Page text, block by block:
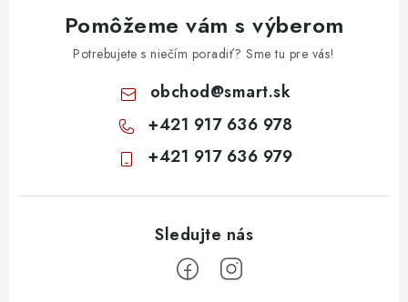
Pomôžeme vám s výberom
Potrebujete s niečím poradiť? Sme tu pre vás!
obchod@smart.sk
+421 917 636 978
+421 917 636 979